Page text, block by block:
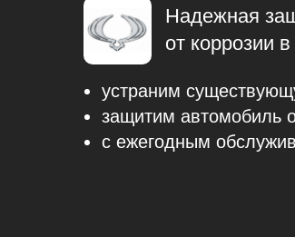
Надежная
от коррозии
устраним
защитим автомобиль
с ежегодным